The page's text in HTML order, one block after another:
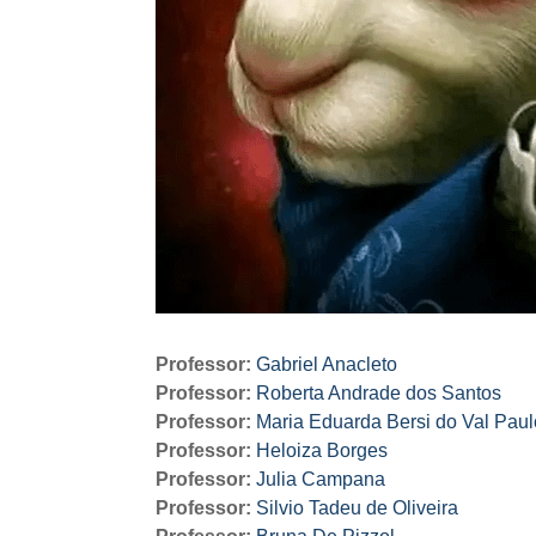
Professor: Gabriel Anacleto
Professor: Roberta Andrade dos Santos
Professor: Maria Eduarda Bersi do Val
Professor: Heloiza Borges
Professor: Julia Campana
Professor: Silvio Tadeu de Oliveira